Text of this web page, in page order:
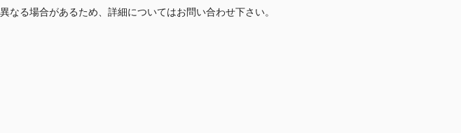
る場合があるため、詳細についてはお問い合わせ下さい。